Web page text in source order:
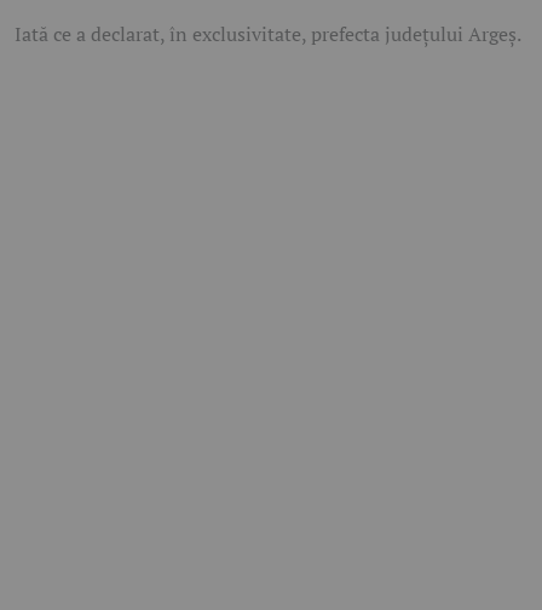
Iată ce a declarat, în exclusivitate, prefecta județului Argeș.